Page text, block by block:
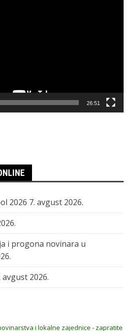
26:51
2026 7. avgust 2026.
i progona novinara u
avgust 2026.
i lokalne zajednice - zapratite